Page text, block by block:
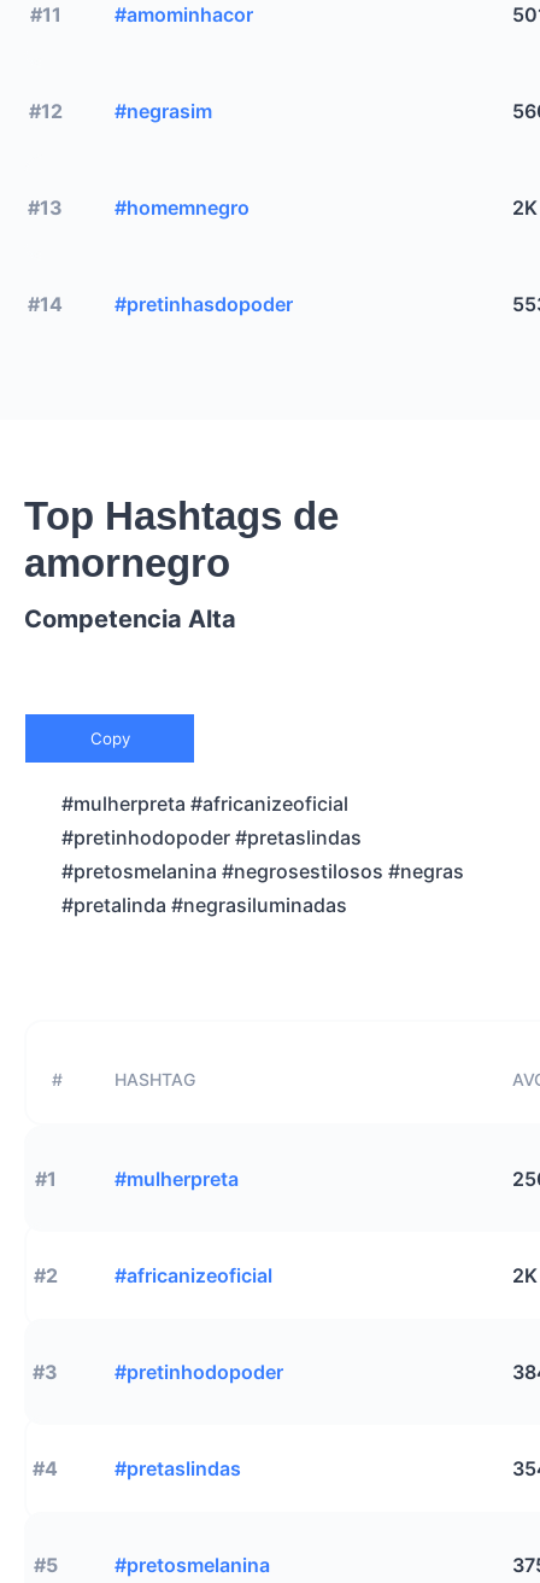
#11 #amominhacor
#12 #negrasim
#13 #homemnegro 2K
#14 #pretinhasdopoder
Top Hashtags de
amornegro
Competencia Alta
Copy
#mulherpreta #africanizeoficial
#pretinhodopoder #pretaslindas
#pretosmelanina #negrosestilosos #negras
#pretalinda #negrasiluminadas
# HASHTAG
#1 #mulherpreta
#2 #africanizeoficial 2K
#3 #pretinhodopoder
#4 #pretaslindas
#5 #pretosmelanina